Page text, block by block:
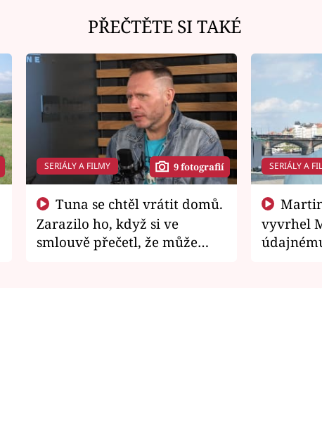
PŘEČTĚTE SI TAKÉ
SERIÁLY A FILMY 9 fotografií
Zarazilo ho, když si ve
smlouvě přečetl, že může
SERIÁLY A
vyvrhel